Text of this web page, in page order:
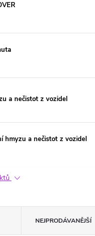
a nečistot z vozidel
hmyzu a nečistot z vozidel
NEJPRODÁVANĚJŠÍ